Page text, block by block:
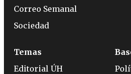
Correo Semanal
Sociedad
Temas
Editorial ÚH